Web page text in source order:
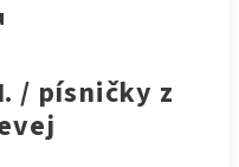
I. / písničky z